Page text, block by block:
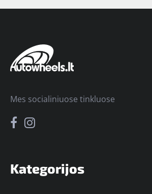
Kategorijos
Mes socialiniuose tinkluose